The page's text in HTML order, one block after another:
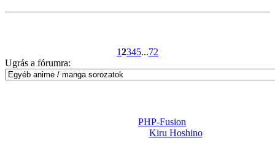
12345...72
Ugrás a fórumra:
PHP-Fusion
Kiru Hoshino